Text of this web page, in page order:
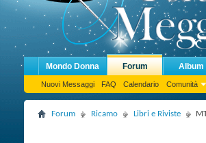
Mondo Donna Forum
Nuovi Messaggi FAQ Calendario Comunità
Album
Forum Ricamo Libri e Riviste